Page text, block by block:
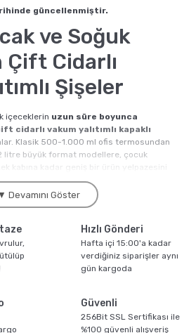
güncellenmiştir.
ve Soğuk
Cidarlı
Şişeler
içeceklerin uzun süre boyunca
cidarlı vakum yalıtımlı kapaklı
Klasik 500-1.000 ml ofis termosundan
litre büyük format modellere, çocuk
kabına kadar geniş bir ürün yelpazesini
kategorisinde Moliendo Coffee çatısı
Thermos, S'well, Klean Kanteen,
Türkiye yerel üretim Karaca ve Stelton
verilerine göre
termos kategorisi yıllık
ulaştı; sürdürülebilirlik bilinci ve tek
tüketici tercihinin artması ile birlikte yıllık
büyüklüğüne ulaştı; günlük ofis, kamp,
için temel ürün kategorisi konumundadır.
Devamını Göster
Hızlı Gönderi
Hafta içi 15:00'a kadar
verdiğiniz siparişler aynı
gün kargoda
Güvenli
256Bit SSL Sertifikası ile
%100 güvenli alışveriş